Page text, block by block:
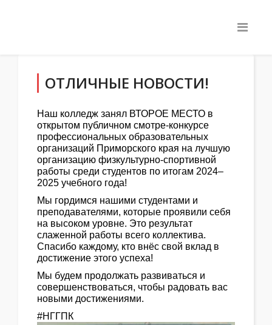
ОТЛИЧНЫЕ НОВОСТИ!
Наш колледж занял ВТОРОЕ МЕСТО в
открытом публичном смотре-конкурсе
профессиональных образовательных
организаций Приморского края на лучшую
организацию физкультурно-спортивной
работы среди студентов по итогам 2024–
2025 учебного года!
Мы гордимся нашими студентами и
преподавателями, которые проявили себя
на высоком уровне. Это результат
слаженной работы всего коллектива.
Спасибо каждому, кто внёс свой вклад в
достижение этого успеха!
Мы будем продолжать развиваться и
совершенствоваться, чтобы радовать вас
новыми достижениями.
#НГГПК